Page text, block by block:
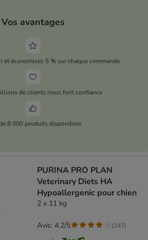
Vos avantages
et économisez 5 % sur chaque commande
de clients nous font confiance
8 000 produits disponibles
PURINA PRO PLAN
Veterinary Diets HA
Hypoallergenic pour chien
2 x 11 kg
Avis: 4.2/5 (247)